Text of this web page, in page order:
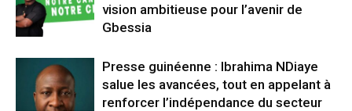
vision ambitieuse pour l’avenir de
Gbessia
Presse guinéenne : Ibrahima NDiaye
salue les avancées, tout en appelant à
renforcer l’indépendance du secteur